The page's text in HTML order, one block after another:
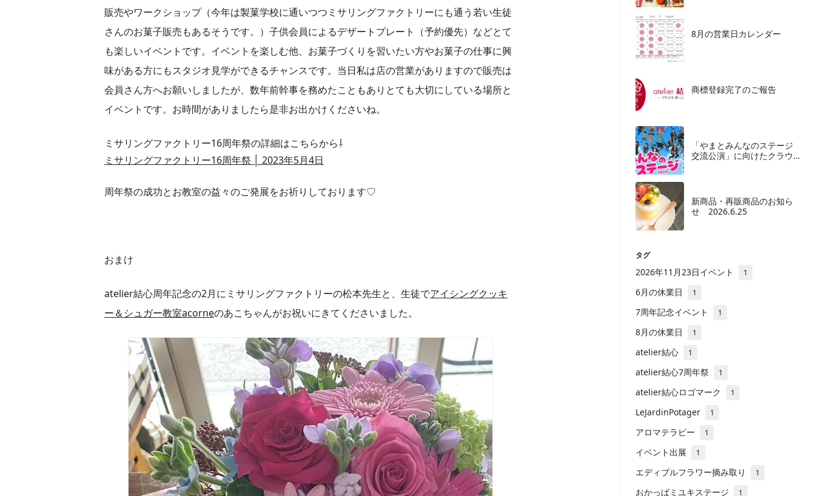
販売やワークショップ（今年は製菓学校に通いつつミサリングファクトリーにも通う若い生徒
さんのお菓子販売もあるそうです。）子供会員によるデザートプレート（予約優先）などとて
も楽しいイベントです。イベントを楽しむ他、お菓子づくりを習いたい方やお菓子の仕事に興
味がある方にもスタジオ見学ができるチャンスです。当日私は店の営業がありますので販売は
会員さん方へお願いしましたが、数年前幹事を務めたこともありとても大切にしている場所と
イベントです。お時間がありましたら是非お出かけくださいね。
ミサリングファクトリー16周年祭の詳細はこちらから⇩
ミサリングファクトリー16周年祭 │ 2023年5月4日
周年祭の成功とお教室の益々のご発展をお祈りしております♡
おまけ
atelier結心周年記念の2月にミサリングファクトリーの松本先生と、生徒でアイシングクッキ
ー＆シュガー教室acorneのあこちゃんがお祝いにきてくださいました。
8月の営業日カレンダー
商標登録完了のご報告
「やまとみんなのステージ
交流公演」に向けたクラウ
新商品・再販商品のお知ら
せ 2026.6.25
タグ
2026年11月23日イベント 1
6月の休業日 1
7周年記念イベント 1
8月の休業日 1
atelier結心 1
atelier結心7周年祭 1
atelier結心ロゴマーク 1
LeJardinPotager 1
アロマテラピー 1
イベント出展 1
エディブルフラワー摘み取り 1
おかっぱミユキステージ 1